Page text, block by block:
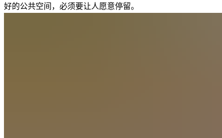
好的公共空间，必须要让人愿意停留。